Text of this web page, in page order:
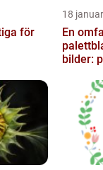
för
18
En
bilder: